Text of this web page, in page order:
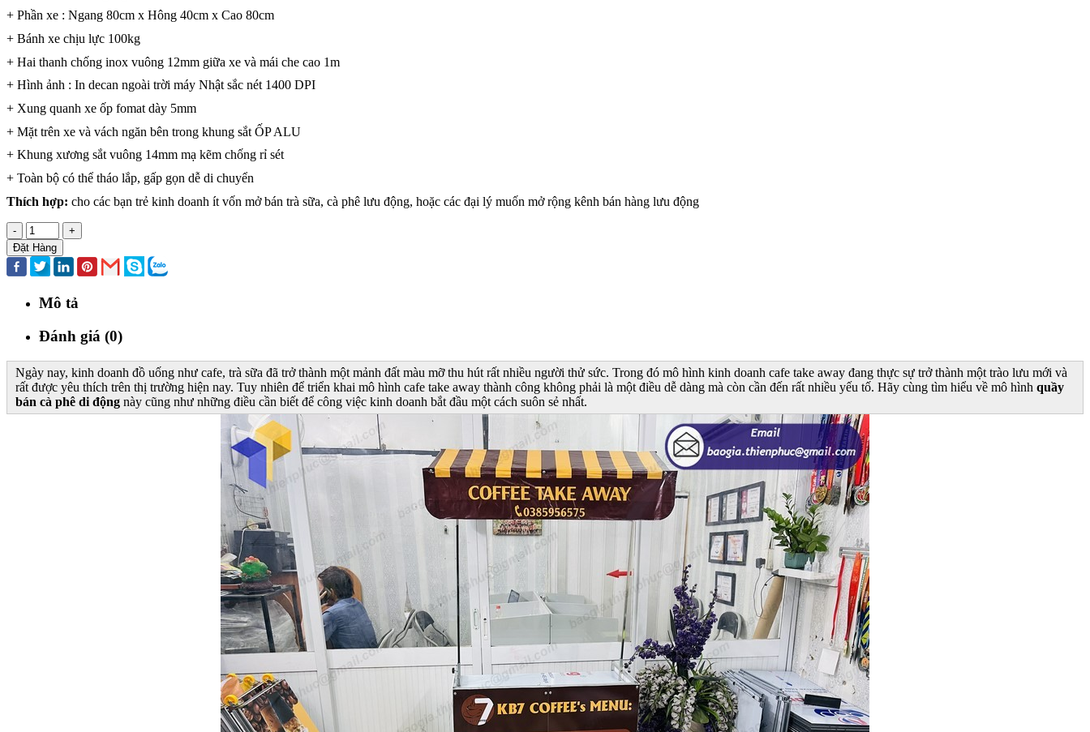
+ Phần xe : Ngang 80cm x Hông 40cm x Cao 80cm
+ Bánh xe chịu lực 100kg
+ Hai thanh chống inox vuông 12mm giữa xe và mái che cao 1m
+ Hình ảnh : In decan ngoài trời máy Nhật sắc nét 1400 DPI
+ Xung quanh xe ốp fomat dày 5mm
+ Mặt trên xe và vách ngăn bên trong khung sắt ỐP ALU
+ Khung xương sắt vuông 14mm mạ kẽm chống rỉ sét
+ Toàn bộ có thể tháo lắp, gấp gọn dễ di chuyển
Thích hợp: cho các bạn trẻ kinh doanh ít vốn mở bán trà sữa, cà phê lưu động, hoặc các đại lý muốn mở rộng kênh bán hàng lưu động
-
+
Đặt Hàng
Mô tả
Đánh giá (0)
Ngày nay, kinh doanh đồ uống như cafe, trà sữa đã trở thành một mảnh đất màu mỡ thu hút rất nhiều người thử sức. Trong đó mô hình kinh doanh cafe take away đang thực sự trở thành một trào lưu mới và
rất được yêu thích trên thị trường hiện nay. Tuy nhiên để triển khai mô hình cafe take away thành công không phải là một điều dễ dàng mà còn cần đến rất nhiều yếu tố. Hãy cùng tìm hiểu về mô hình quầy
bán cà phê di động này cũng như những điều cần biết để công việc kinh doanh bắt đầu một cách suôn sẻ nhất.